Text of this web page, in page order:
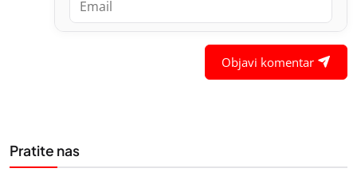
Objavi komentar
Pratite nas